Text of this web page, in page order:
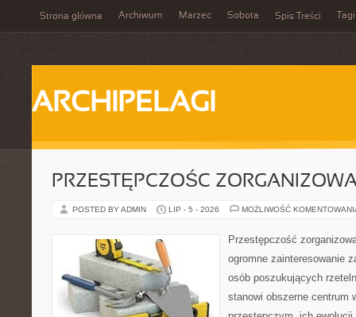
Strona główna Archiwum Marzec Sobota Spis Treści Tagi
ARCHIPELAGI
PRZESTĘPCZOŚC
POSTED BY ADMIN LIP - 5 - 2026 MOŻLIWOŚĆ
Przestępczość
ogromne zainteresowanie
osób poszukujących
stanowi obszerne centrum